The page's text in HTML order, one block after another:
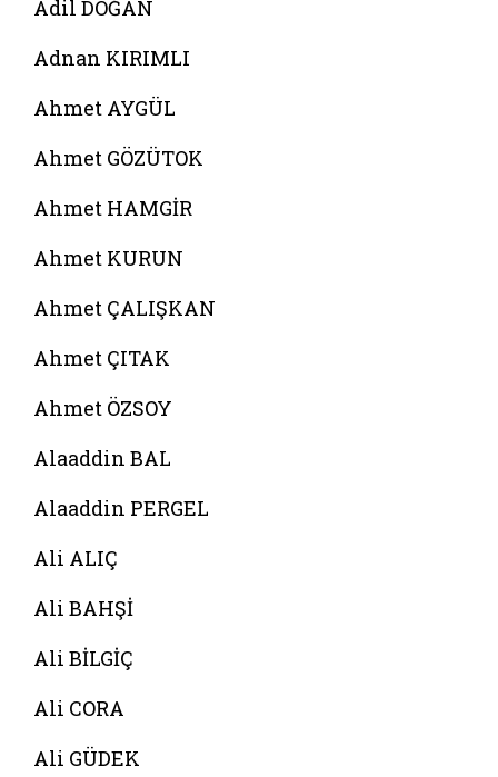
Adil DOĞAN
Adnan KIRIMLI
Ahmet AYGÜL
Ahmet GÖZÜTOK
Ahmet HAMGİR
Ahmet KURUN
Ahmet ÇALIŞKAN
Ahmet ÇITAK
Ahmet ÖZSOY
Alaaddin BAL
Alaaddin PERGEL
Ali ALIÇ
Ali BAHŞİ
Ali BİLGİÇ
Ali CORA
Ali GÜDEK